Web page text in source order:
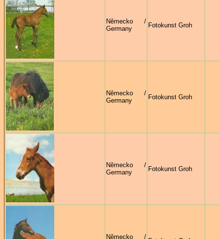
Německo /
Germany
Fotokunst Groh
Německo /
Germany
Fotokunst Groh
Německo /
Germany
Fotokunst Groh
Německo /